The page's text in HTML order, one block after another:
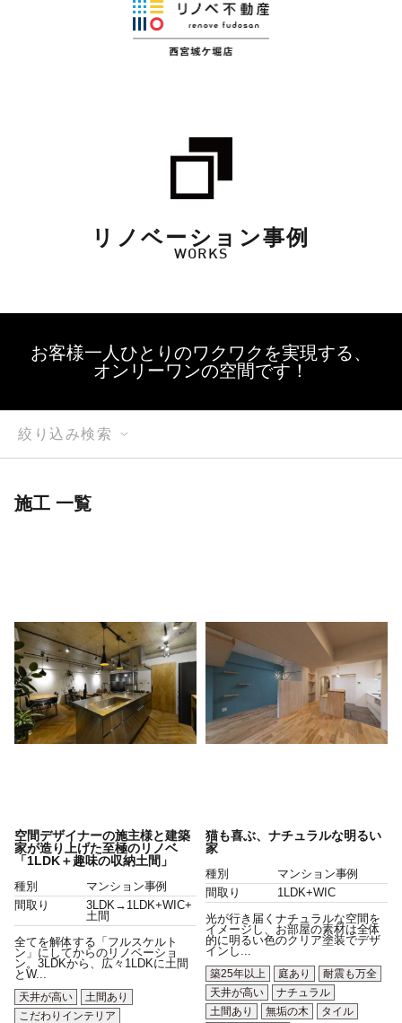
リノベーション事例
WORKS
お客様一人ひとりのワクワクを実現する、
オンリーワンの空間です！
絞り込み検索
施工 一覧
空間デザイナーの施主様と建築
家が造り上げた至極のリノベ
「1LDK＋趣味の収納土間」
種別
マンション事例
間取り
3LDK→1LDK+WIC+
土間
全てを解体する「フルスケルト
ン」にしてからのリノベーショ
ン。3LDKから、広々1LDKに土間
とW...
天井が高い
土間あり
こだわりインテリア
猫も喜ぶ、ナチュラルな明るい
家
種別
マンション事例
間取り
1LDK+WIC
光が行き届くナチュラルな空間を
イメージし、お部屋の素材は全体
的に明るい色のクリア塗装でデザ
インし...
築25年以上
庭あり
耐震も万全
天井が高い
ナチュラル
土間あり
無垢の木
タイル